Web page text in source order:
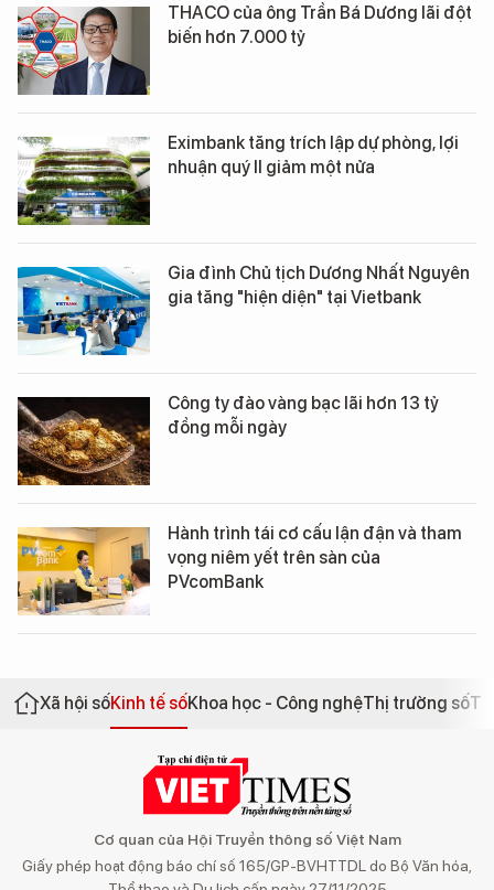
THACO của ông Trần Bá Dương lãi đột
biến hơn 7.000 tỷ
Eximbank tăng trích lập dự phòng, lợi
nhuận quý II giảm một nửa
Gia đình Chủ tịch Dương Nhất Nguyên
gia tăng "hiện diện" tại Vietbank
Công ty đào vàng bạc lãi hơn 13 tỷ
đồng mỗi ngày
Hành trình tái cơ cấu lận đận và tham
vọng niêm yết trên sàn của
PVcomBank
Xã hội sốKinh tế sốKhoa học - Công nghệThị trường số
Cơ quan của Hội Truyền thông số Việt Nam
Giấy phép hoạt động báo chí số 165/GP-BVHTTDL do Bộ Văn hóa,